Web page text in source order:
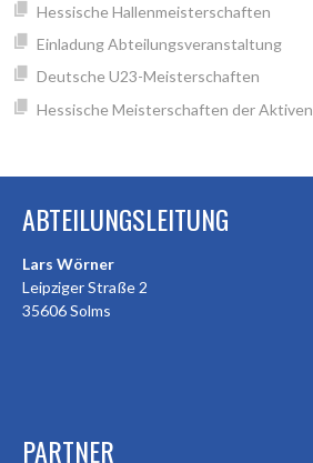
Hessische Hallenmeisterschaften
Einladung Abteilungsveranstaltung
Deutsche U23-Meisterschaften
Hessische Meisterschaften der Aktiven
ABTEILUNGSLEITUNG
Lars Wörner
Leipziger Straße 2
35606 Solms
PARTNER